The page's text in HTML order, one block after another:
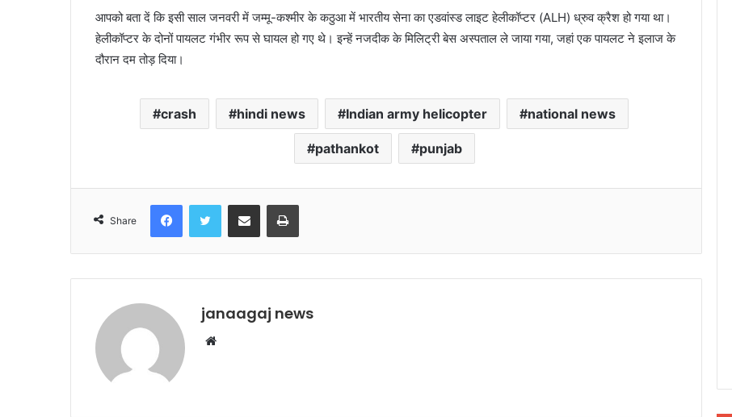
आपको बता दें कि इसी साल जनवरी में जम्मू-कश्मीर के कठुआ में भारतीय सेना का एडवांस्ड लाइट हेलीकॉप्टर (ALH) ध्रुव क्रैश हो गया था।
हेलीकॉप्टर के दोनों पायलट गंभीर रूप से घायल हो गए थे। इन्हें नजदीक के मिलिट्री बेस अस्पताल ले जाया गया, जहां एक पायलट ने इलाज के
दौरान दम तोड़ दिया।
crash hindi news Indian army helicopter national news
pathankot punjab
Share
FacebookTwitter Share via Email Print
janaagaj news
Website